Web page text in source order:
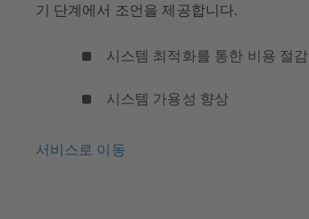
기 단계에서 조언을 제공합니다.
시스템 최적화를 통한 비용 절감
시스템 가용성 향상
서비스로 이동